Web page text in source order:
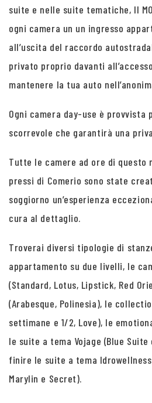
suite e nelle suite tematiche, Il
ogni camera un un ingresso
all’uscita del raccordo
privato proprio davanti
mantenere la tua auto
Ogni camera day-use è provvista
scorrevole che garantirà una
Tutte le camere ad ore di questo
pressi di Comerio sono state
soggiorno un’esperienza
cura al dettaglio.
Troverai diversi tipologie di
appartamento su due livelli, le
(Standard, Lotus, Lipstick, Red
(Arabesque, Polinesia), le
settimane e 1/2, Love), le
le suite a tema Vojage (Blue Suite
finire le suite a tema Idrowellness
Marylin e Secret).